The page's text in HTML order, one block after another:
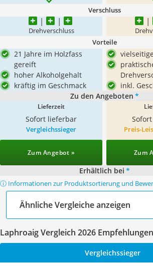
Verschluss
Drehverschluss
Vorteile
21 Jahre im Holzfass
gereift
hoher Alkoholgehalt
kräftig im Geschmack
inkl.
Zu den Angeboten *
Lieferzeit
Sofort lieferbar
Vergleichssieger
Zum Angebot »
Preis-
Zum
Erhältlich bei *
ⓘ Informationen zur Produktsortierung und
Ähnliche Vergleiche anzeigen
Laphroaig Vergleich 2026 Empfehlungen
Vergleichssieger